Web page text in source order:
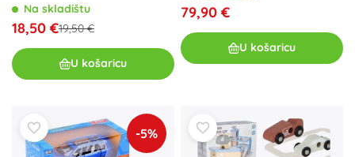
svjetlima
Na skladištu
18,50 €19,50 €
U košaricu
79,90 €
U košaricu
-5%